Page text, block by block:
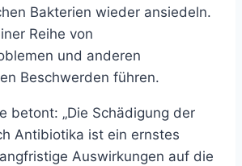
Bakterien wieder ansiedeln.
Reihe von
und anderen
Beschwerden führen.
betont: „Die Schädigung der
Antibiotika ist ein ernstes
Auswirkungen auf die